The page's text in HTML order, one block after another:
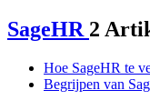
SageHR 2
Hoe SageHR te
Begrijpen van